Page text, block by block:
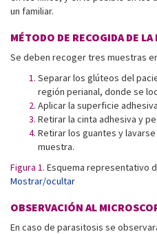
un familiar.
MÉTODO DE RECOGIDA DE LA
Se deben recoger tres muestras
Separar los glúteos del
región perianal, donde se
Aplicar la superficie
Retirar la cinta adhesiva y
Retirar los guantes y
muestra.
Figura 1. Esquema representativo
Mostrar/ocultar
OBSERVACIÓN AL
En caso de parasitosis se